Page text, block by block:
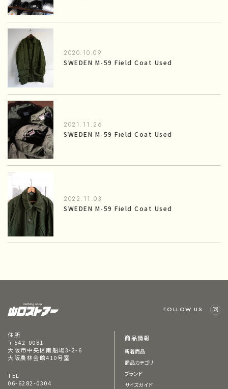
2020.10.09
SWEDEN M-59 Field Coat Used
2021.11.26
SWEDEN M-59 Field Coat Used
2022.11.03
SWEDEN M-59 Field Coat Used
FOLLOW US
住所
〒542-0081
大阪市中央区南船場3-2-6
大阪農林会館410号室
TEL
06-6282-0304
商品情報
新着商品
商品カテゴリ
ブランド
サイズガイド